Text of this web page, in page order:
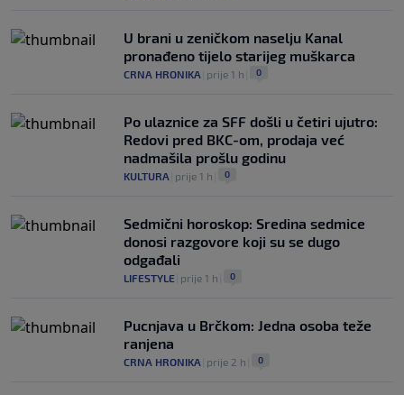
U brani u zeničkom naselju Kanal
pronađeno tijelo starijeg muškarca
CRNA HRONIKA prije 1 h 0
Po ulaznice za SFF došli u četiri ujutro:
Redovi pred BKC-om, prodaja već
nadmašila prošlu godinu
KULTURA prije 1 h 0
Sedmični horoskop: Sredina sedmice
donosi razgovore koji su se dugo
odgađali
LIFESTYLE prije 1 h 0
Pucnjava u Brčkom: Jedna osoba teže
ranjena
CRNA HRONIKA prije 2 h 0